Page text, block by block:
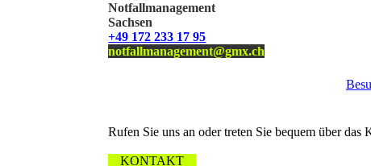
Notfallmanagement
Sachsen
+49 172 233 17 95
notfallmanagement@gmx.ch
Rufen Sie uns an oder treten Sie bequem über
KONTAKT